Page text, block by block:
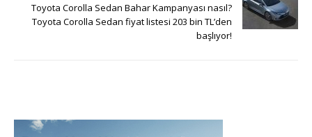
Toyota Corolla Sedan Bahar Kampanyası nasıl?
Toyota Corolla Sedan fiyat listesi 203 bin TL’den
başlıyor!